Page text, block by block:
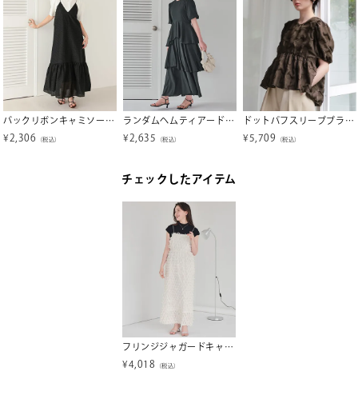
バックリボンキャミソールワンピース
¥ 2,306 （税込）
ランダムヘムティアードワンピース
¥ 2,635 （税込）
ドットパフスリーブブラウス
¥ 5,709 （税込）
チェックしたアイテム
フリンジジャガードキャミソールワンピース
¥4,018 （税込）